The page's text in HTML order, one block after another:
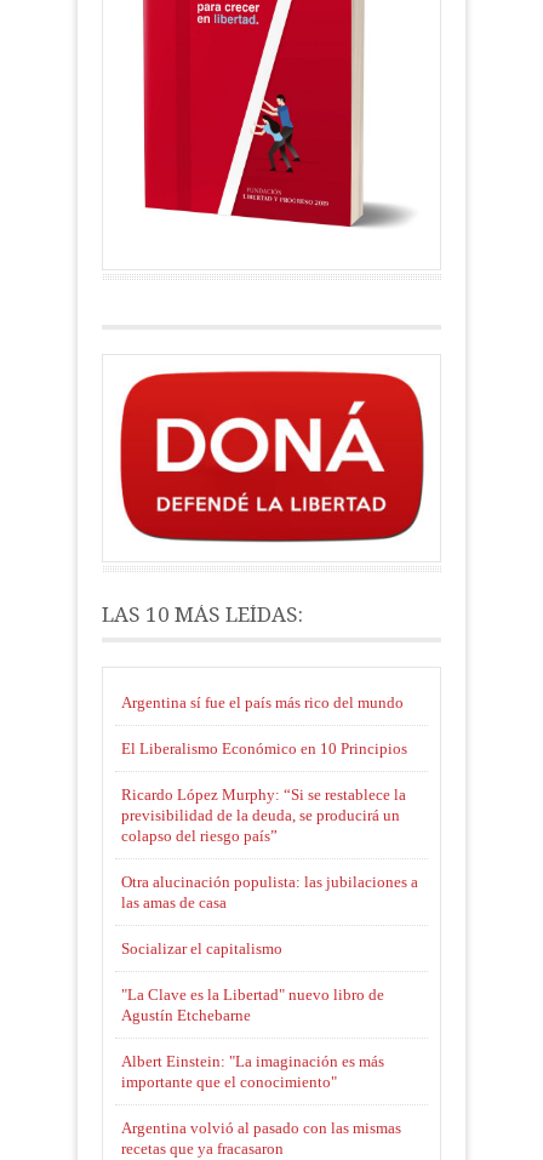
LAS 10 MÁS LEÍDAS:
Argentina sí fue el país más rico del mundo
El Liberalismo Económico en 10 Principios
Ricardo López Murphy: “Si se restablece la
previsibilidad de la deuda, se producirá un
colapso del riesgo país”
Otra alucinación populista: las jubilaciones a
las amas de casa
Socializar el capitalismo
"La Clave es la Libertad" nuevo libro de
Agustín Etchebarne
Albert Einstein: "La imaginación es más
importante que el conocimiento"
Argentina volvió al pasado con las mismas
recetas que ya fracasaron